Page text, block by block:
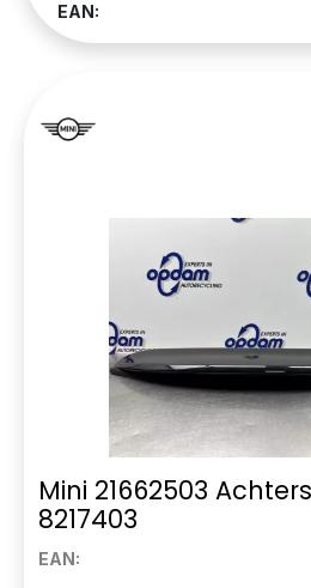
EAN:
Mini 21662503
8217403
EAN: